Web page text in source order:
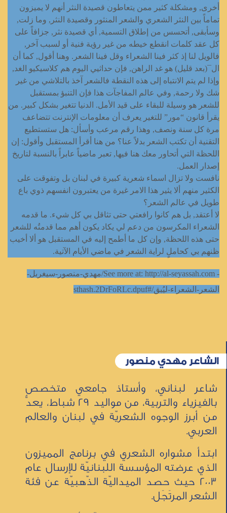
أخرى, ومشكلة كثير ممن يتعاطون قصيدة النثر أنهم لا يميزون
تماماً بين النثر الشعري والشعر المنثور وقصيدة النثر, وما زلت,
وسأبقى, أتحسس من إطلاق التسمية, أي قصيدة نثر, جزافاً على
كل عقد كلمات انقطع خيطه من غير رؤية فنية أو لسبب آخر,
فالويل لنا إذ كثر فينا الشعراء وقل فينا الشعر. وهنا أقول, كما أن
ال¯(بعد قليل) هو غد الراهن, فإن حداثيي اليوم هم كلاسيكيو الغد,
وإذا لم يتم الانتباه إلى هذه النقطة فالشعر آخذ بالتلاشي من غير
شك ولا رحمة, وفي عالم المفاجآت هذا فإن التنبؤ بمستقبل
للشعر هو وسيلة للبقاء على قيد الأمل. الدنيا تتغير بشكل كبير. من
يقرأ قانون “مور” للتغير يعرف أن معلومات الإنترنت تتضاعف
مرة كل سنة ونصف, وهذا رقم مرعب وأسأل: هل ستستطيع
التقنية أن تكتب الشعر بدلاً عنا؟ من هنا أقرأ المستقبل وأقول: إن
اللحظة التي أتحاور معك هنا فيها, تعبر ماضياً عابراً بالنسبة لتاريخ
إصدار العمل.
نافست ولا تزال اسماء شعرية كبيرة في لبنان بل وتفوقت على
الكثير منهم ألا يثير هذا الامر غيرة من يعتبرون انفسهم ذوي باع
طويل في عالم الشعر؟
لا أعتقد, بل هم كانوا رافعتي حتى تثاقل بي كل شيء. ما قدمه
الشعراء المكرسون من دعم لي يكاد يكون أهم مما قدمتُه للشعر
حتى هذه اللحظة, وإن كل ما أطمح إليه في المستقبل هو ألا أخيب
ظنهم بي كحاملٍ لراية الشعر في ماضي الأيام الآتية.
- See more at: http://al-seyassah.com/مهدي-منصور-سيغربل-
الشعر-الشعراء-ليُبق/#sthash.2DrFoRLc.dpuf
الشاعر مهدي منصور
شاعر لبناني، وأستاذ جامعي متخصص
بالفيزياء والتربية، من مواليد 29 شباط، يعدُّ
من أبرز الوجوه الشعريّة في لبنان والعالم
العربي.
ابتدأ مشواره الشعري في برنامج المميزون
الذي عرضته المؤسسة اللبنانيّة للإرسال عام
2003 حيث حصد الميداليّة الذّهبيّة عن فئة
الشعر المرتَجَل.